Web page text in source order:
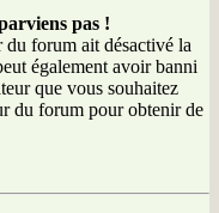
pas !
du forum ait désactivé la
également avoir banni
que vous souhaitez
du forum pour obtenir de